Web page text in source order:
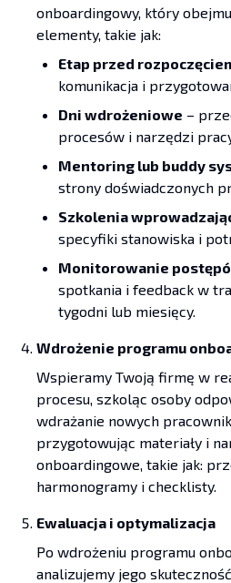
onboardingowy, który
elementy, takie jak:
Etap przed
komunikacja i
Dni wdrożeniowe –
procesów i narzędzi
Mentoring lub buddy
strony doświadczonych
Szkolenia
specyfiki stanowiska i
Monitorowanie
spotkania i feedback w
tygodni lub miesięcy.
Wdrożenie programu
Wspieramy Twoją firmę w
procesu, szkoląc osoby
wdrażanie nowych
przygotowując materiały i
onboardingowe, takie jak:
harmonogramy i checklisty.
Ewaluacja i optymalizacja
Po wdrożeniu programu
analizujemy jego